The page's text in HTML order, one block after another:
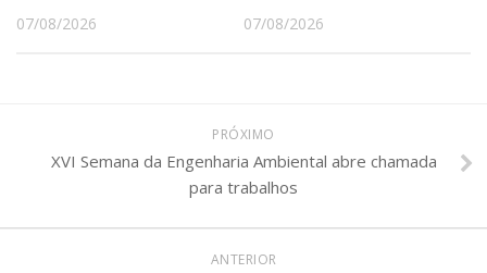
07/08/2026 07/08/2026
PRÓXIMO
XVI Semana da Engenharia Ambiental abre chamada
para trabalhos
ANTERIOR